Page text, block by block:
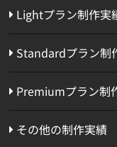
Lightプラン制作実
Standardプラン制
Premiumプラン制
その他の制作実績